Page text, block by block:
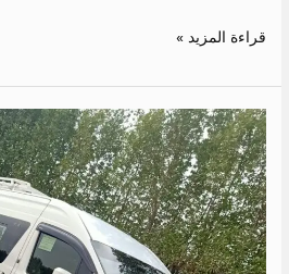
قراءة المزيد »
ايجار
تويوتا
13
كرسي
الي
فايد